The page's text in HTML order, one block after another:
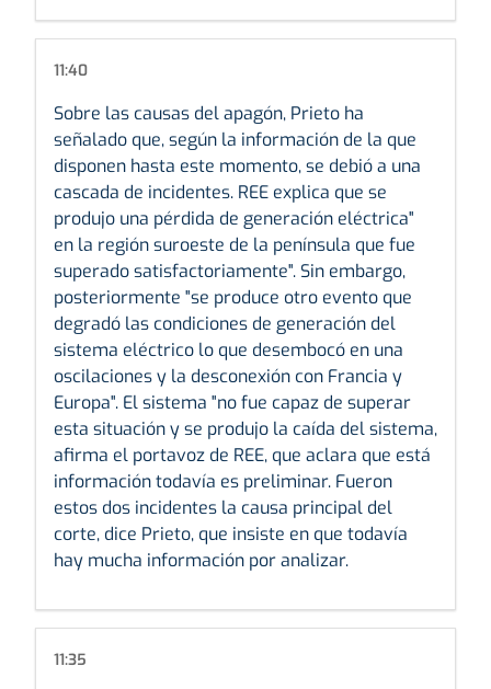
11:40
Sobre las causas del apagón, Prieto ha
señalado que, según la información de la que
disponen hasta este momento, se debió a una
cascada de incidentes. REE explica que se
produjo una pérdida de generación eléctrica"
en la región suroeste de la península que fue
superado satisfactoriamente". Sin embargo,
posteriormente "se produce otro evento que
degradó las condiciones de generación del
sistema eléctrico lo que desembocó en una
oscilaciones y la desconexión con Francia y
Europa". El sistema "no fue capaz de superar
esta situación y se produjo la caída del sistema,
afirma el portavoz de REE, que aclara que está
información todavía es preliminar. Fueron
estos dos incidentes la causa principal del
corte, dice Prieto, que insiste en que todavía
hay mucha información por analizar.
11:35